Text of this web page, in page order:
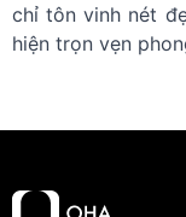
chỉ tôn vinh nét
hiện trọn vẹn